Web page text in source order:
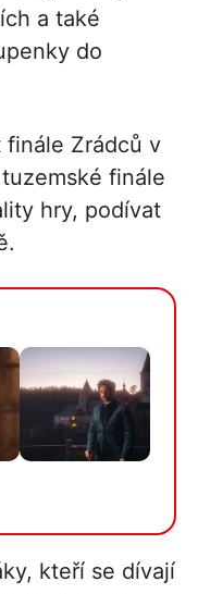
a také
do
Zrádců v
finále
hry, podívat
kteří se dívají